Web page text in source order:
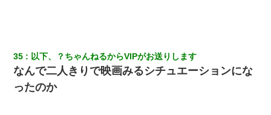
35 以下、？ちゃんねるからVIPがお送りします
なんで二人きりで映画みるシチュエーションにな
ったのか